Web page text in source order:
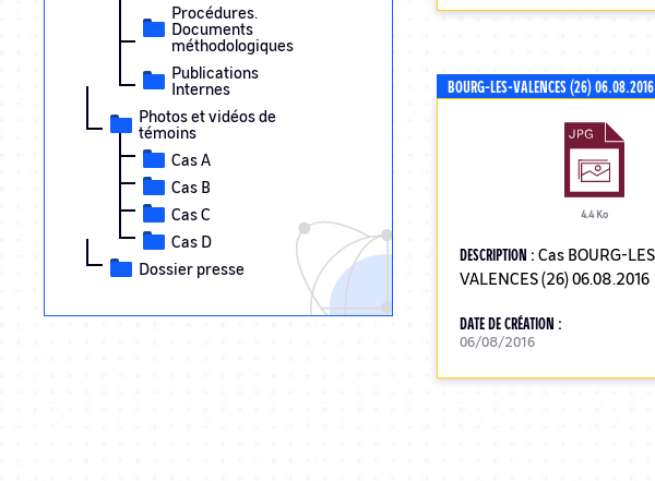
Procédures.
Documents
méthodologiques
Publications
Internes
Photos et vidéos de
témoins
Cas A
Cas B
Cas C
Cas D
Dossier presse
BOURG-LES-VALENCES (26) 06.08.2016
4.4 Ko
DESCRIPTION : Cas BOURG-
VALENCES (26) 06.08.2016
DATE DE CRÉATION :
06/08/2016